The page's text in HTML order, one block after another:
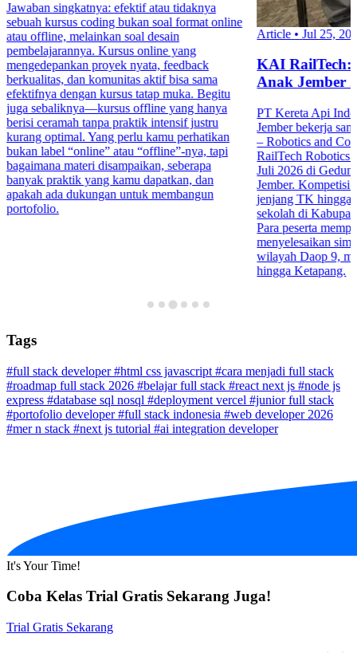
Jawaban singkatnya: efektif atau tidaknya
sebuah kursus coding bukan soal format online
atau offline, melainkan soal desain
pembelajarannya. Kursus online yang
mengedepankan proyek nyata, feedback
berkualitas, dan komunitas aktif bisa sama
efektifnya dengan kursus tatap muka. Begitu
juga sebaliknya—kursus offline yang hanya
berisi ceramah tanpa praktik intensif justru
kurang optimal. Yang perlu kamu perhatikan
bukan label “online” atau “offline”-nya, tapi
bagaimana materi disampaikan, seberapa
banyak praktik yang kamu dapatkan, dan
apakah ada dukungan untuk membangun
portofolio.
Article • Jul 25,
KAI RailTech:
Anak Jember
PT Kereta Api
Jember bekerja
– Robotics and
RailTech Robotics
Juli 2026 di
Jember. Kompetisi
jenjang TK hingga
sekolah di
Para peserta
menyelesaikan
wilayah Daop 9,
hingga Ketapang.
Tags
#full stack developer#html css javascript #cara menjadi full stack
#roadmap full stack 2026 #belajar full stack #react next js #node js
express #database sql nosql #deployment vercel #junior full stack
#portofolio developer#full stack indonesia #web developer 2026
#mer n stack #next js tutorial #ai integration developer
It's Your Time!
Coba Kelas Trial Gratis Sekarang Juga!
Trial Gratis Sekarang